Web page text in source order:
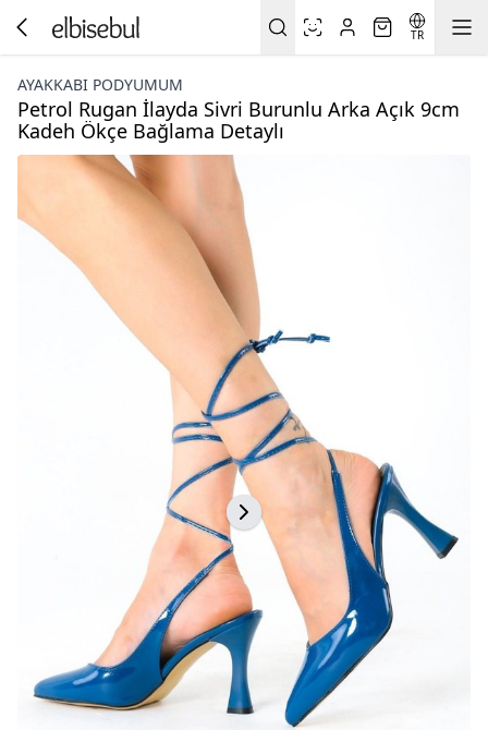
TR
AYAKKABI PODYUMUM
Petrol Rugan İlayda Sivri Burunlu Arka Açık 9cm
Kadeh Ökçe Bağlama Detaylı